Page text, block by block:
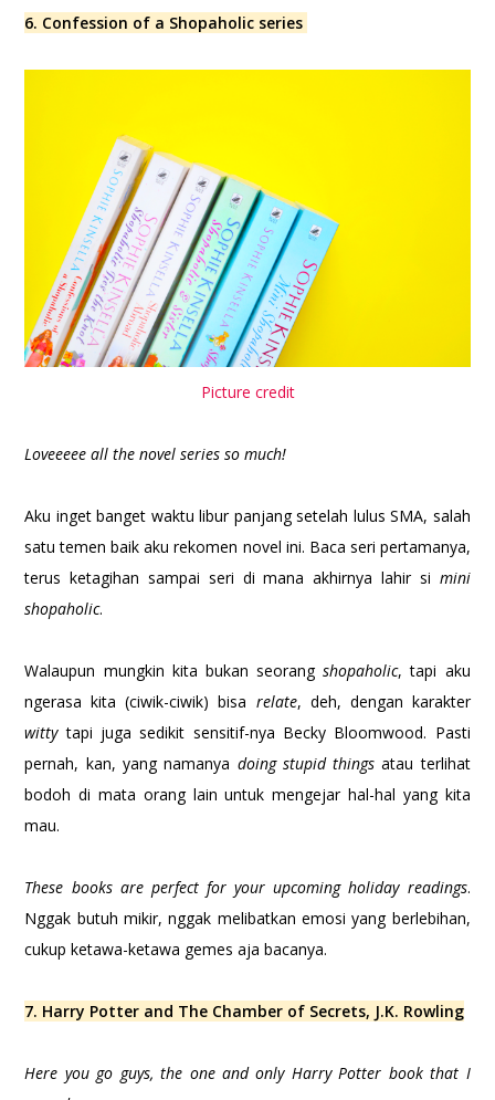
6. Confession of a Shopaholic series
Picture credit
Loveeeee all the novel series so much!
Aku inget banget waktu libur panjang setelah lulus SMA, salah
satu temen baik aku rekomen novel ini. Baca seri pertamanya,
terus ketagihan sampai seri di mana akhirnya lahir si mini
shopaholic.
Walaupun mungkin kita bukan seorangshopaholic, tapi aku
ngerasa kita (ciwik-ciwik) bisa relate, deh, dengan karakter
wittytapi juga sedikit sensitif-nya Becky Bloomwood. Pasti
pernah, kan, yang namanya doing stupid thingsatau terlihat
bodoh di mata orang lain untuk mengejar hal-hal yang kita
mau.
These books are perfect for your upcoming holiday readings.
Nggak butuh mikir, nggak melibatkan emosi yang berlebihan,
cukup ketawa-ketawa gemes aja bacanya.
7. Harry Potter and The Chamber of Secrets, J.K. Rowling
Here you go guys, the one and only Harry Potter book that I